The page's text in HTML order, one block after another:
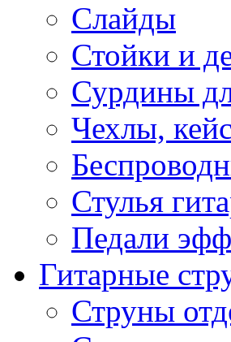
Слайды
Стойки и
Сурдины
Чехлы,
Стулья
Педали
Гитарные
Струны